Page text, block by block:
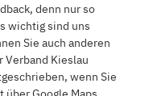
denn nur so
wichtig sind uns
Sie auch anderen
Verband Kieslau
wenn Sie